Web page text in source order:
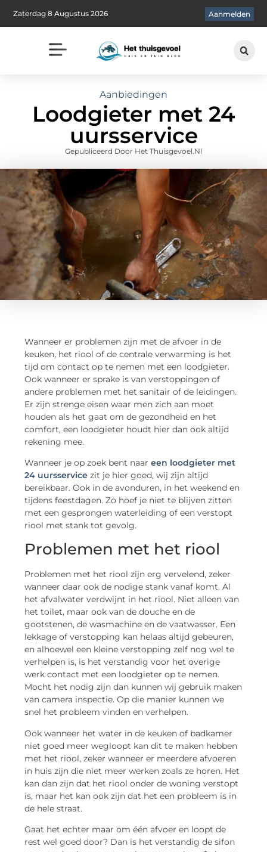
Zaterdag 8 Augustus 2026 Aanmelden
Aanbiedingen
Loodgieter met 24
uursservice
Gepubliceerd Door Het Thuisgevoel.nl
Wanneer er problemen zijn met de afvoer in de
keuken, het riool of de centrale verwarming is het
tijd om contact op te nemen met een loodgieter.
Ook wanneer er sprake is van verstoppingen of
andere problemen met het sanitair of de leidingen.
Er zijn strenge eisen waar men zich aan moet
houden als het gaat om de gezondheid en het
comfort, een loodgieter houdt hier dan ook altijd
rekening mee.
Wanneer je op zoek bent naareen loodgieter met
24 uursservice zit je hier goed, wij zijn altijd
bereikbaar. Ook in de avonduren, in het weekend en
tijdens feestdagen. Zo hoef je niet te blijven zitten
met een gesprongen waterleiding of een verstopt
riool met stank tot gevolg.
Problemen met het riool
Problemen met het riool zijn erg vervelend, zeker
wanneer daar ook de nodige stank vanaf komt. Al
het afvalwater verdwijnt in het riool. Niet alleen van
het toilet, maar ook van de douche en de
gootstenen, de wasmachine en de vaatwasser. Een
lekkage of verstopping kan helaas altijd gebeuren,
en alhoewel een kleine verstopping zelf nog wel te
verhelpen is, is het verstandig voor het overige
werk contact met een loodgieter op te nemen.
Mocht het nodig zijn dan kunnen wij gebruik maken
van camera inspectie. Op die manier kunnen we
snel het probleem vinden en verhelpen.
Ook wanneer het water in de keuken of badkamer
niet goed meer wegloopt kan dit te maken hebben
met het riool, zeker wanneer er meerdere afvoeren
in huis zijn die niet meer werken zoals ze horen. Het
kan dan zijn dat het riool onder de woning verstopt
is, maar het kan ook zijn dat het een probleem is in
de hele straat.
Gaat het echter maar om één afvoer en loopt de
rest wel goed door? Dan is het verstandig de sifon